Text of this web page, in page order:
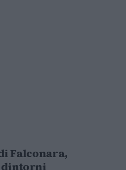
Falconara,
dintorni